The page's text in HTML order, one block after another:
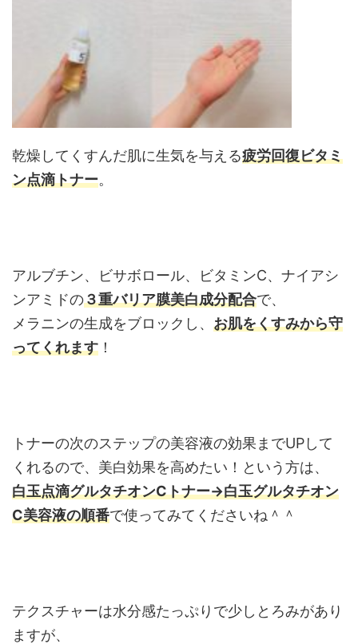
乾燥してくすんだ肌に生気を与える疲労回復ビタミ
ン点滴トナー。
アルブチン、ビサボロール、ビタミンC、ナイアシ
ンアミドの３重バリア膜美白成分配合で、
メラニンの生成をブロックし、 お肌をくすみから守
ってくれます ！
トナーの次のステップの美容液の効果までUPして
くれるので、美白効果を高めたい！という方は、
白玉点滴グルタチオンCトナー→白玉グルタチオン
C美容液の順番で使ってみてくださいね＾＾
テクスチャーは水分感たっぷりで少しとろみがあり
ますが、